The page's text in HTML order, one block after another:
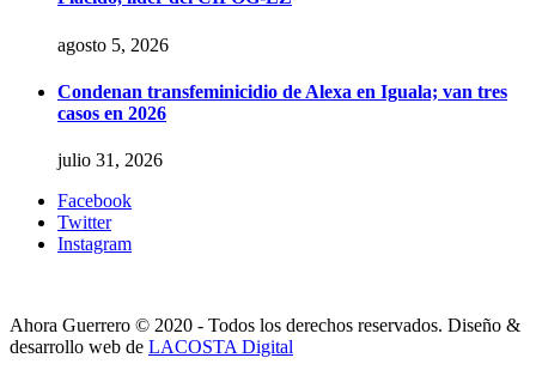
agosto 5, 2026
Condenan transfeminicidio de Alexa en Iguala; van tres
casos en 2026
julio 31, 2026
Facebook
Twitter
Instagram
Ahora Guerrero © 2020 - Todos los derechos reservados. Diseño &
desarrollo web de LACOSTA Digital